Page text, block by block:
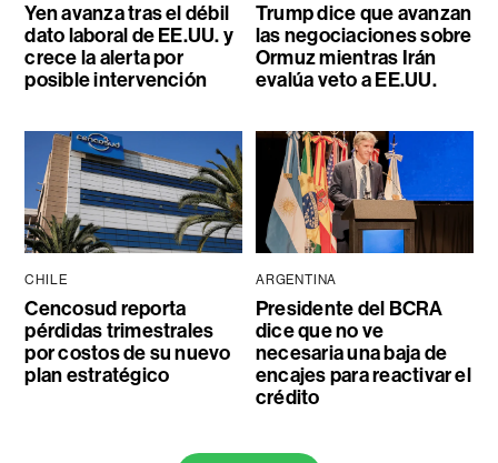
Yen avanza tras el débil
dato laboral de EE.UU. y
crece la alerta por
posible intervención
Trump dice que avanzan
las negociaciones sobre
Ormuz mientras Irán
evalúa veto a EE.UU.
CHILE
Cencosud reporta
pérdidas trimestrales
por costos de su nuevo
plan estratégico
ARGENTINA
Presidente del BCRA
dice que no ve
necesaria una baja de
encajes para reactivar el
crédito